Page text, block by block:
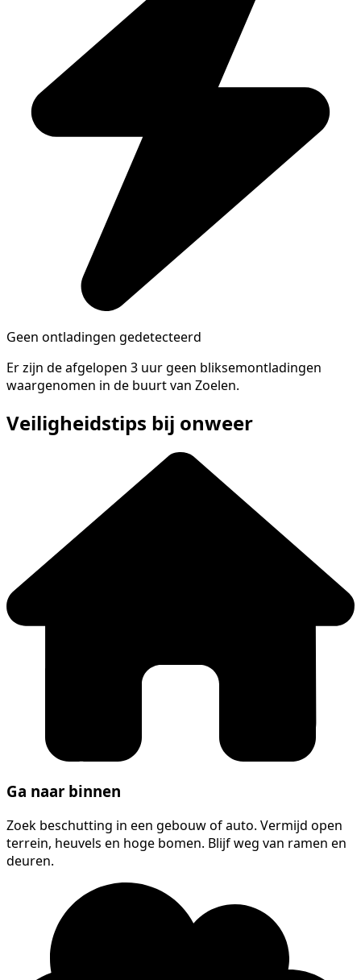
Geen ontladingen gedetecteerd
Er zijn de afgelopen 3 uur geen bliksemontladingen
waargenomen in de buurt van Zoelen.
Veiligheidstips bij onweer
Ga naar binnen
Zoek beschutting in een gebouw of auto. Vermijd open
terrein, heuvels en hoge bomen. Blijf weg van ramen en
deuren.